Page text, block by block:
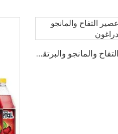
خط ماكينة تعبئة وتعبئة عصير التفاح والمانجو والبرتقال والدراغون